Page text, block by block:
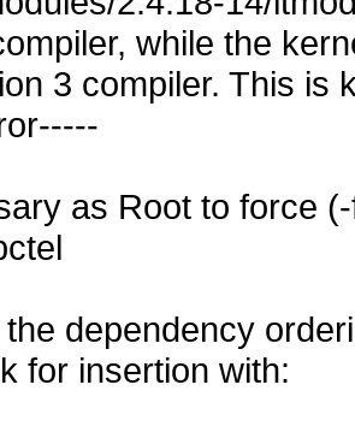
while the
3 compiler. This is
as Root to force
dependency
for insertion with: